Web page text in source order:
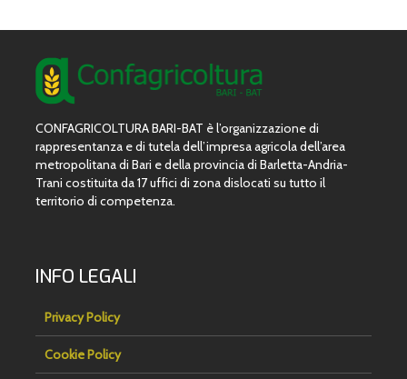
CONFAGRICOLTURA BARI-BAT è l’organizzazione di
rappresentanza e di tutela dell’impresa agricola dell’area
metropolitana di Bari e della provincia di Barletta-Andria-
Trani costituita da 17 uffici di zona dislocati su tutto il
territorio di competenza.
INFO LEGALI
Privacy Policy
Cookie Policy